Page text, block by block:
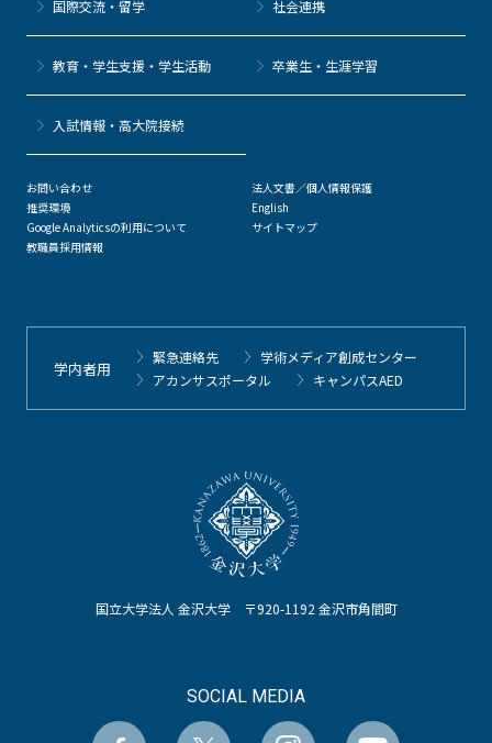
国立大学法人 金沢大学 〒920-1192 金沢市角間町
SOCIAL MEDIA
国際交流・留学 社会連携
教育・学生支援・学生活動 卒業生・生涯学習
⼊試情報・高大院接続
お問い合わせ
推奨環境
Google Analyticsの利用について
教職員採用情報
法人文書／個人情報保護
English
サイトマップ
学内者用
緊急連絡先
学術メディア創成センター
アカンサスポータル
キャンパスAED